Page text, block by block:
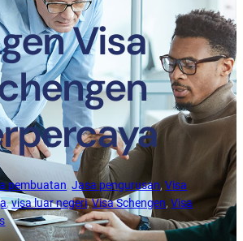
Visa
pembuatan, Jasa pengurusan, Visa
, visa luar negeri, Visa Schengen, Visa